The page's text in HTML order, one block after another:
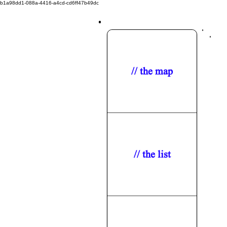
b1a98dd1-088a-4416-a4cd-cd6ff47b49dc
// the map
// the list